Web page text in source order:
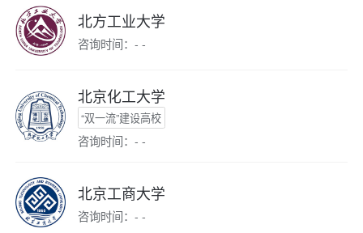
北方工业大学
咨询时间：- -
北京化工大学
“双一流”建设高校
咨询时间：- -
北京工商大学
咨询时间：- -